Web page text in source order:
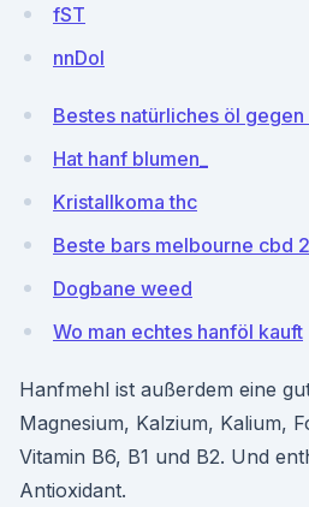
fST
nnDoI
Bestes natürliches öl
Hat hanf blumen_
Kristallkoma thc
Beste bars melbourne cbd
Dogbane weed
Wo man echtes hanföl kauft
Hanfmehl ist außerdem eine
Magnesium, Kalzium, Kalium,
Vitamin B6, B1 und B2. Und
Antioxidant.